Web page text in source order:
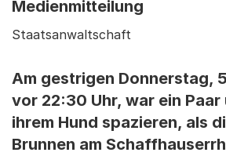
Medienmitteilung
Staatsanwaltschaft
Am gestrigen Donnerstag,
vor 22:30 Uhr, war ein
ihrem Hund spazieren, als
Brunnen am